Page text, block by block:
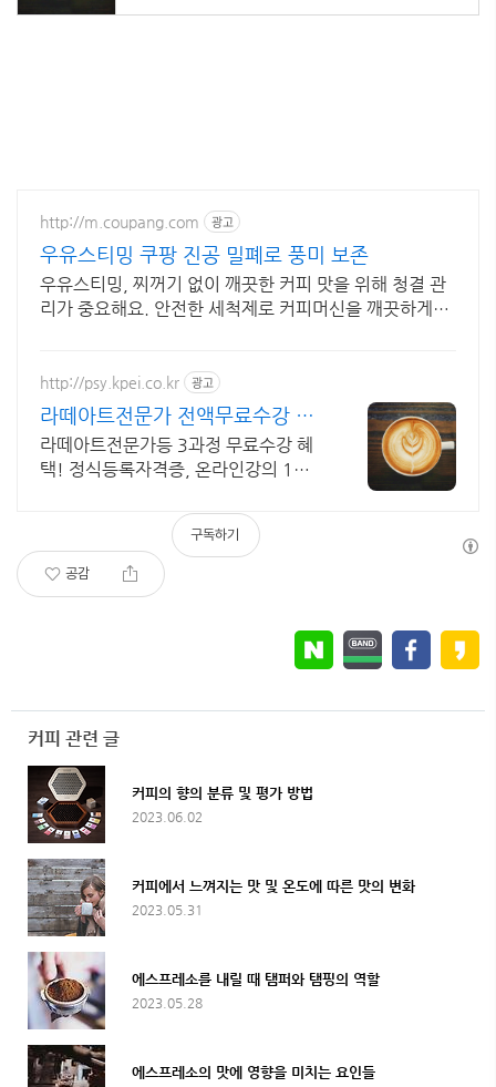
http://m.coupang.com 광고
우유스티밍 쿠팡 진공 밀폐로 풍미 보존
우유스티밍, 찌꺼기 없이 깨끗한 커피 맛을 위해 청결 관
리가 중요해요. 안전한 세척제로 커피머신을 깨끗하게!
http://psy.kpei.co.kr 광고
라떼아트전문가 전액무료수강 라
떼아트전문가 자격증
라떼아트전문가등 3과정 무료수강 혜
택! 정식등록자격증, 온라인강의 1급
스튜디오 촬영 영상제작!
공감
구독하기
커피 관련 글
커피의 향의 분류 및 평가 방법
2023.06.02
커피에서 느껴지는 맛 및 온도에 따른 맛의 변화
2023.05.31
에스프레소를 내릴 때 탬퍼와 탬핑의 역할
2023.05.28
에스프레소의 맛에 영향을 미치는 요인들